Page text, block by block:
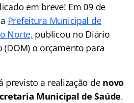
em breve! Em 09 de
Prefeitura Municipal de
Norte, publicou no Diário
o orçamento para
previsto a realização denovo
Municipal de Saúde.